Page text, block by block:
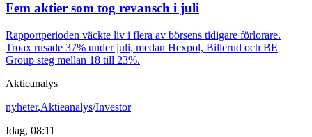
Fem aktier som tog revansch i juli
Rapportperioden väckte liv i flera av börsens tidigare förlorare.
Troax rusade 37% under juli, medan Hexpol, Billerud och BE
Group steg mellan 18 till 23%.
Aktieanalys
nyheter,Aktieanalys/Investor
Idag, 08:11